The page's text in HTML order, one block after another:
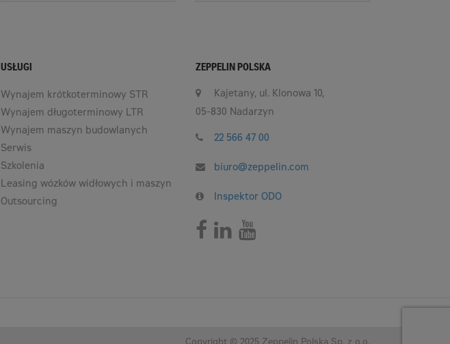
USŁUGI
Wynajem krótkoterminowy STR
Wynajem długoterminowy LTR
Wynajem maszyn budowlanych
Serwis
Szkolenia
Leasing wózków widłowych i maszyn
Outsourcing
ZEPPELIN POLSKA
Kajetany, ul. Klonowa 10,
05-830 Nadarzyn
22 566 47 00
biuro@zeppelin.com
Inspektor ODO